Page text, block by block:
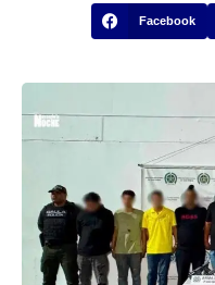
Facebook